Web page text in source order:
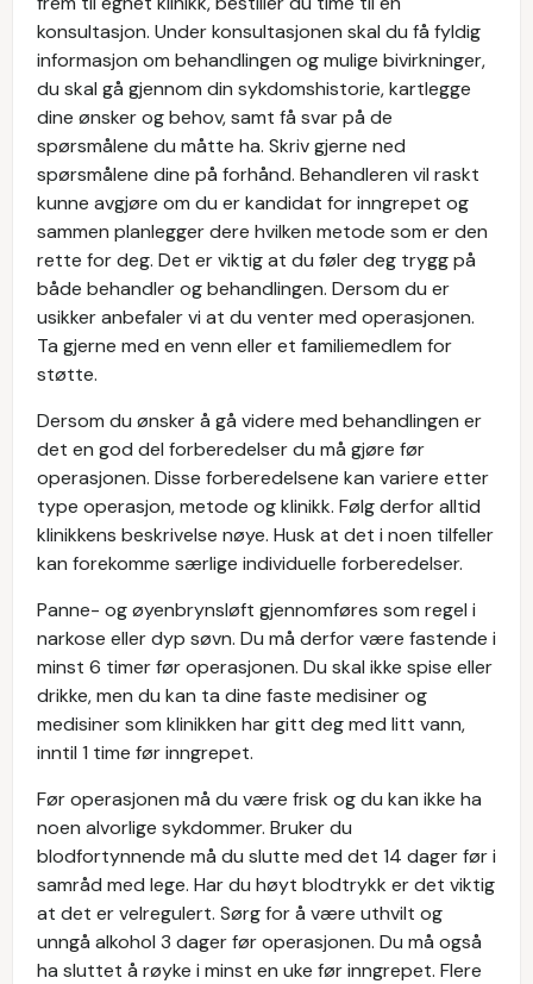
konsultasjon. Under konsultasjonen skal du få fyldig
informasjon om behandlingen og mulige bivirkninger,
du skal gå gjennom din sykdomshistorie, kartlegge
dine ønsker og behov, samt få svar på de
spørsmålene du måtte ha. Skriv gjerne ned
spørsmålene dine på forhånd. Behandleren vil raskt
kunne avgjøre om du er kandidat for inngrepet og
sammen planlegger dere hvilken metode som er den
rette for deg. Det er viktig at du føler deg trygg på
både behandler og behandlingen. Dersom du er
usikker anbefaler vi at du venter med operasjonen.
Ta gjerne med en venn eller et familiemedlem for
støtte.
Dersom du ønsker å gå videre med behandlingen er
det en god del forberedelser du må gjøre før
operasjonen. Disse forberedelsene kan variere etter
type operasjon, metode og klinikk. Følg derfor alltid
klinikkens beskrivelse nøye. Husk at det i noen tilfeller
kan forekomme særlige individuelle forberedelser.
Panne- og øyenbrynsløft gjennomføres som regel i
narkose eller dyp søvn. Du må derfor være fastende i
minst 6 timer før operasjonen. Du skal ikke spise eller
drikke, men du kan ta dine faste medisiner og
medisiner som klinikken har gitt deg med litt vann,
inntil 1 time før inngrepet.
Før operasjonen må du være frisk og du kan ikke ha
noen alvorlige sykdommer. Bruker du
blodfortynnende må du slutte med det 14 dager før i
samråd med lege. Har du høyt blodtrykk er det viktig
at det er velregulert. Sørg for å være uthvilt og
unngå alkohol 3 dager før operasjonen. Du må også
ha sluttet å røyke i minst en uke før inngrepet. Flere